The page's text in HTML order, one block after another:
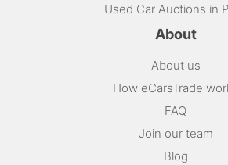
Used Car Auctions in
About
About us
How eCarsTrade
FAQ
Join our team
Blog